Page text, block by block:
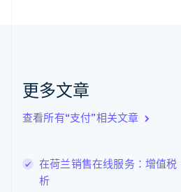
更多文章
查看所有“支付”相关文章
在荷兰销售在线服务：增值
析
English Italiano
拉脱维亚
立陶宛
DeutschEnglish
卢森堡